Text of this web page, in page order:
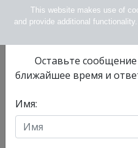
info@tlv.hospital
Не нашли нужной
Оставьте
ближайшее время и
Имя:
This website makes use of
and provide additional functionality.